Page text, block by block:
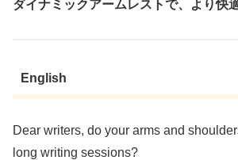
ダイナミックアームレストで、より快
English
Dear writers, do your arms and
long writing sessions?